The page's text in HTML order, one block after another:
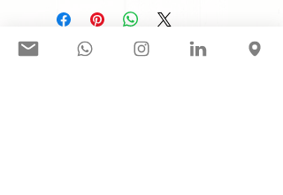
Síguenos en nuestras redes